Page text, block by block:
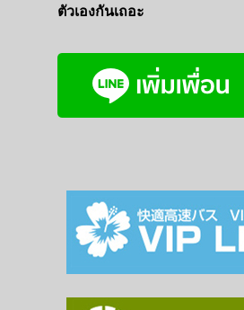
ตัวเองกันเถอะ